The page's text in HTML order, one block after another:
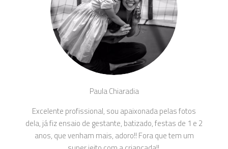
Paula Chiaradia
Excelente profissional, sou apaixonada pelas fotos
dela, já fiz ensaio de gestante, batizado, festas de 1 e 2
anos, que venham mais, adoro!! Fora que tem um